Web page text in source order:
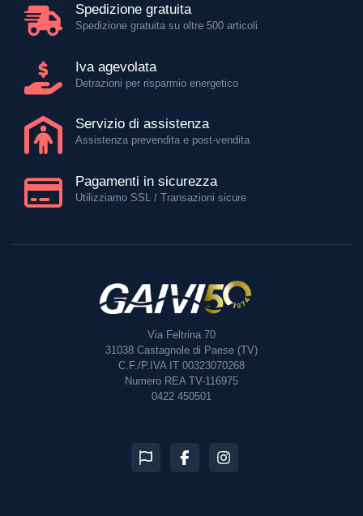
Spedizione gratuita
Spedizione gratuita su oltre 500 articoli
Iva agevolata
Detrazioni per risparmio energetico
Servizio di assistenza
Assistenza prevendita e post-vendita
Pagamenti in sicurezza
Utilizziamo SSL / Transazioni sicure
Via Feltrina 70
31038 Castagnole di Paese (TV)
C.F./P.IVA IT 00323070268
Numero REA TV-116975
0422 450501